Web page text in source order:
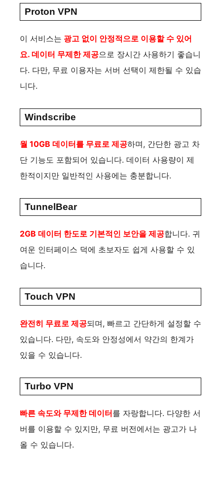
Proton VPN
이 서비스는 광고 없이 안정적으로 이용할 수 있어
요. 데이터 무제한 제공으로 장시간 사용하기 좋습니
다. 다만, 무료 이용자는 서버 선택이 제한될 수 있습
니다.
Windscribe
월 10GB 데이터를 무료로 제공하며, 간단한 광고 차
단 기능도 포함되어 있습니다. 데이터 사용량이 제
한적이지만 일반적인 사용에는 충분합니다.
TunnelBear
2GB 데이터 한도로 기본적인 보안을 제공합니다. 귀
여운 인터페이스 덕에 초보자도 쉽게 사용할 수 있
습니다.
Touch VPN
완전히 무료로 제공되며, 빠르고 간단하게 설정할 수
있습니다. 다만, 속도와 안정성에서 약간의 한계가
있을 수 있습니다.
Turbo VPN
빠른 속도와 무제한 데이터를 자랑합니다. 다양한 서
버를 이용할 수 있지만, 무료 버전에서는 광고가 나
올 수 있습니다.